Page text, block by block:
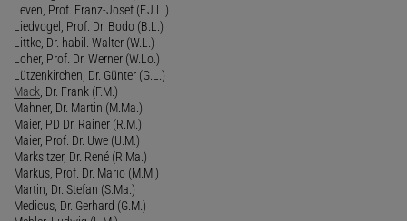
Leven, Prof. Franz-Josef (F.J.L.)
Liedvogel, Prof. Dr. Bodo (B.L.)
Littke, Dr. habil. Walter (W.L.)
Loher, Prof. Dr. Werner (W.Lo.)
Lützenkirchen, Dr. Günter (G.L.)
Mack , Dr. Frank (F.M.)
Mahner, Dr. Martin (M.Ma.)
Maier, PD Dr. Rainer (R.M.)
Maier, Prof. Dr. Uwe (U.M.)
Marksitzer, Dr. René (R.Ma.)
Markus, Prof. Dr. Mario (M.M.)
Martin, Dr. Stefan (S.Ma.)
Medicus, Dr. Gerhard (G.M.)